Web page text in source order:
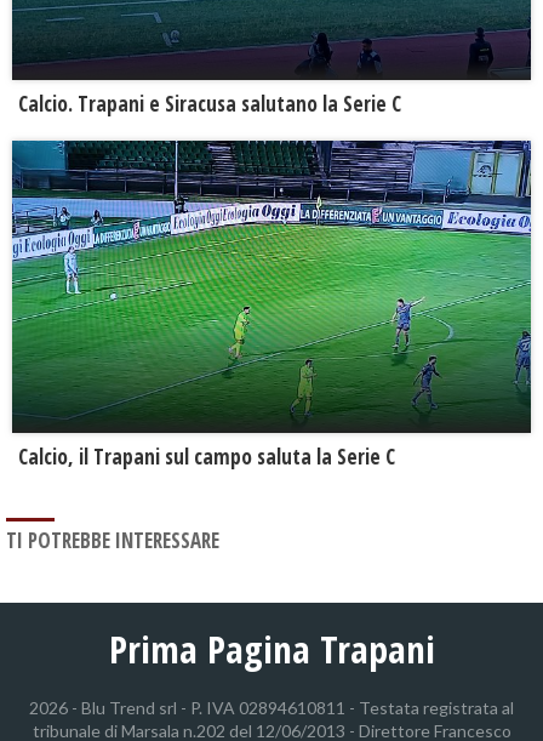
Calcio. Trapani e Siracusa salutano la Serie C
Calcio, il Trapani sul campo saluta la Serie C
TI POTREBBE INTERESSARE
Prima Pagina Trapani
2026 - Blu Trend srl - P. IVA 02894610811 - Testata registrata al
tribunale di Marsala n.202 del 12/06/2013 - Direttore Francesco